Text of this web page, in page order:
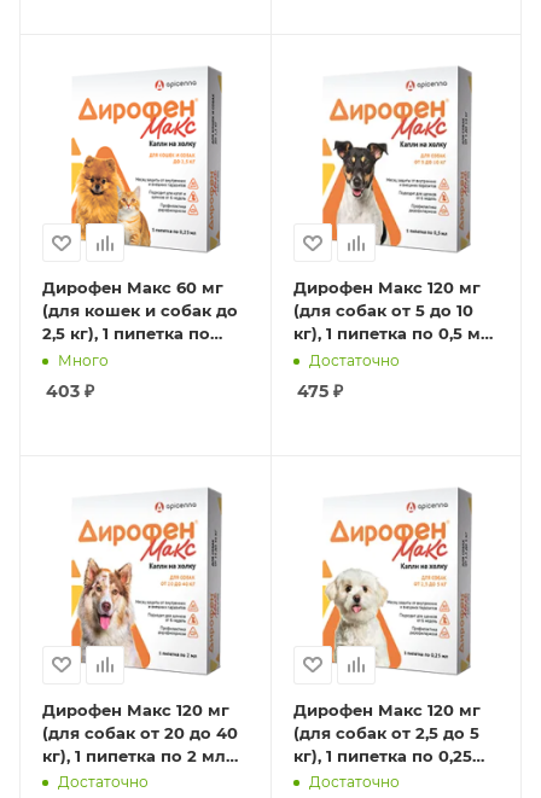
Дирофен Макс 60 мг
(для кошек и собак до
2,5 кг), 1 пипетка по
0,25 мл (40)
Много
403 ₽
Дирофен Макс 120 мг
(для собак от 5 до 10
кг), 1 пипетка по 0,5 мл
(40)Достаточно
475₽
Дирофен Макс 120 мг
(для собак от 20 до 40
кг), 1 пипетка по 2 мл
(40)Достаточно
Дирофен Макс 120 мг
(для собак от 2,5 до 5
кг), 1 пипетка по 0,25
мл (40)
Достаточно